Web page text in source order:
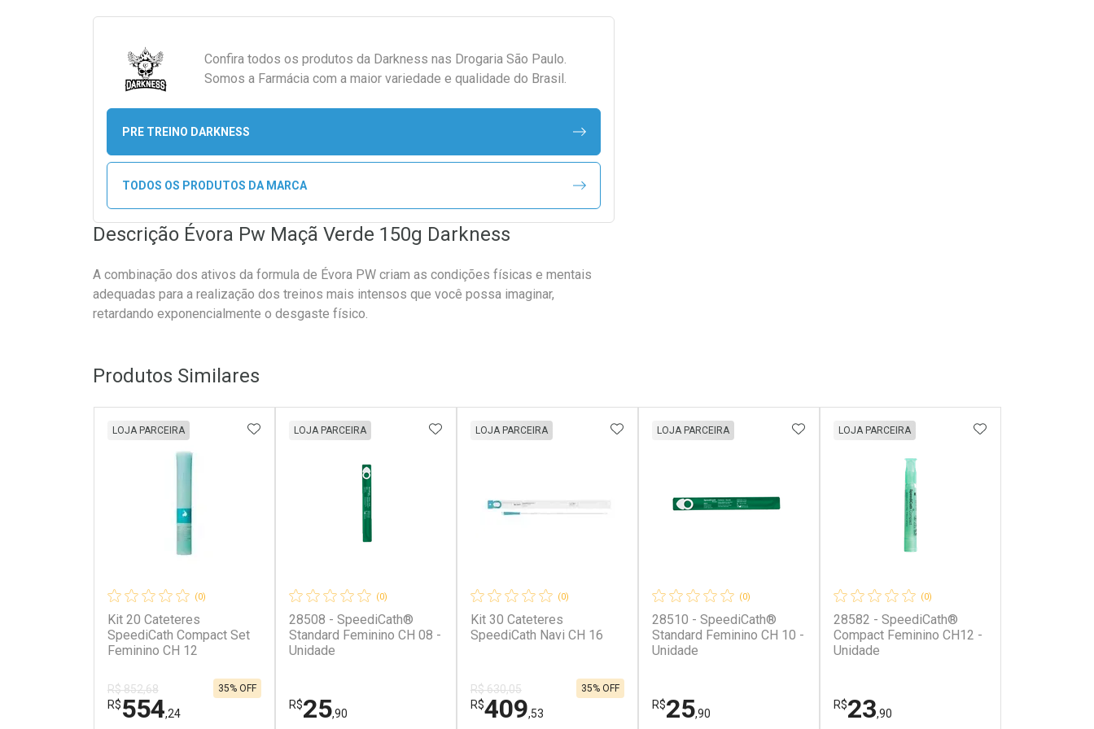
Confira todos os produtos da Darkness nas Drogaria São Paulo.
Somos a Farmácia com a maior variedade e qualidade do Brasil.
PRE TREINO DARKNESS
TODOS OS PRODUTOS DA MARCA
Descrição Évora Pw Maçã Verde 150g Darkness
A combinação dos ativos da formula de Évora PW criam as condições físicas e mentais
adequadas para a realização dos treinos mais intensos que você possa imaginar,
retardando exponencialmente o desgaste físico.
Produtos Similares
(0)
Kit 20 Cateteres
SpeediCath Compact Set
Feminino CH 12
LOJA PARCEIRA
R$ 852,68
R$554,24
35% OFF
ADICIONAR AOS FAVORITOS
(0)
28508 - SpeediCath®
Standard Feminino CH 08 -
Unidade
LOJA PARCEIRA
R$25,90
ADICIONAR AOS FAVORITOS
(0)
Kit 30 Cateteres
SpeediCath Navi CH 16
LOJA PARCEIRA
R$ 630,05
R$409,53
35% OFF
ADICIONAR AOS FAVORITOS
(0)
28510 - SpeediCath®
Standard Feminino CH 10 -
Unidade
LOJA PARCEIRA
R$25,90
ADICIONAR AOS FAVORITOS
(0)
28582 - SpeediCath®
Compact Feminino CH12 -
Unidade
LOJA PARCEIRA
R$23,90
ADICIONAR AOS